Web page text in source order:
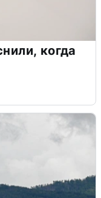
когда